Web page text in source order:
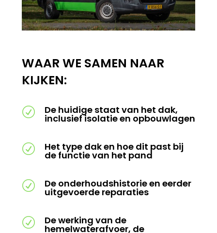
WAAR WE SAMEN NAAR
KIJKEN:
R De huidige staat van het dak,
inclusief isolatie en opbouwlagen
R Het type dak en hoe dit past bij
de functie van het pand
R De onderhoudshistorie en eerder
uitgevoerde reparaties
R De werking van de
hemelwaterafvoer, de